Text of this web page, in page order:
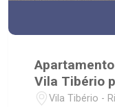
Vila Tibério
Vila Tibério -